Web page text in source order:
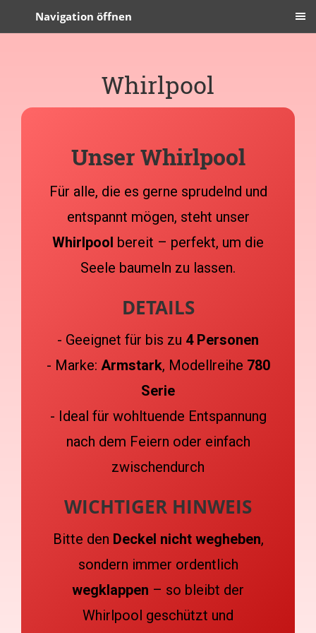
Navigation öffnen
Whirlpool
Unser Whirlpool
Für alle, die es gerne sprudelnd und
entspannt mögen, steht unser
Whirlpool bereit – perfekt, um die
Seele baumeln zu lassen.
DETAILS
- Geeignet für bis zu 4 Personen
- Marke: Armstark, Modellreihe 780
Serie
- Ideal für wohltuende Entspannung
nach dem Feiern oder einfach
zwischendurch
WICHTIGER HINWEIS
Bitte den Deckel nicht wegheben,
sondern immer ordentlich
wegklappen – so bleibt der
Whirlpool geschützt und